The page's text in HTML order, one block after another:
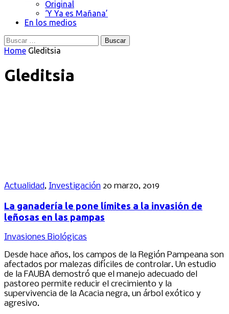
Original
‘Y Ya es Mañana’
En los medios
Buscar:
Home Gleditsia
Gleditsia
Actualidad, Investigación 20 marzo, 2019
La ganadería le pone límites a la invasión de
leñosas en las pampas
Invasiones Biológicas
Desde hace años, los campos de la Región Pampeana son
afectados por malezas difíciles de controlar. Un estudio
de la FAUBA demostró que el manejo adecuado del
pastoreo permite reducir el crecimiento y la
supervivencia de la Acacia negra, un árbol exótico y
agresivo.